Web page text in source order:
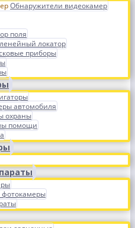
Обнаружители видеокамер
поля
локатор
приборы
автомобиля
охраны
помощи
фотокамеры